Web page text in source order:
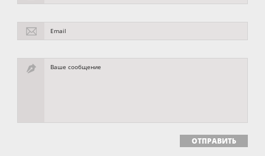
Email
Ваше сообщение